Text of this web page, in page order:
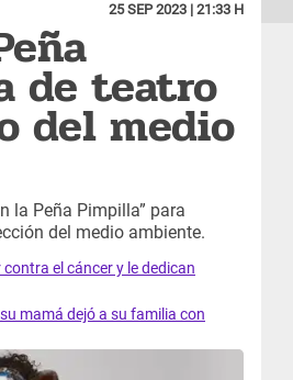
25 SEP 2023 | 21:33 H
de teatro
del medio
la Peña Pimpilla” para
del medio ambiente.
el cáncer y le dedican
mamá dejó a su familia con